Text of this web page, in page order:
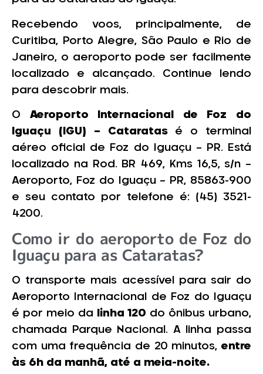
Recebendo voos, principalmente, de
Curitiba, Porto Alegre, São Paulo e Rio de
Janeiro, o aeroporto pode ser facilmente
localizado e alcançado. Continue lendo
para descobrir mais.
O Aeroporto Internacional de Foz do
Iguaçu (IGU) – Cataratasé o terminal
aéreo oficial de Foz do Iguaçu – PR. Está
localizado na Rod. BR 469, Kms 16,5, s/n –
Aeroporto, Foz do Iguaçu – PR, 85863-900
e seu contato por telefone é: (45) 3521-
4200.
Como ir do aeroporto de Foz do
Iguaçu para as Cataratas?
O transporte mais acessível para sair do
Aeroporto Internacional de Foz do Iguaçu
é por meio da
linha 120 do ônibus urbano,
chamada Parque Nacional. A linha passa
com uma frequência de 20 minutos, entre
às 6h da manhã, até a meia-noite.